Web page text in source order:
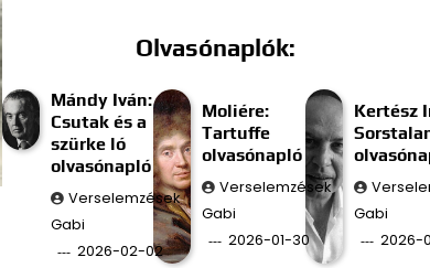
Olvasónaplók:
Mándy Iván:
Csutak és a
szürke ló
olvasónapló
Verselemzések
Gabi
2026-02-02
Moliére:
Tartuffe
olvasónapló
Verselemzések
Gabi
2026-01-30
Kertész
Gabi
2026-